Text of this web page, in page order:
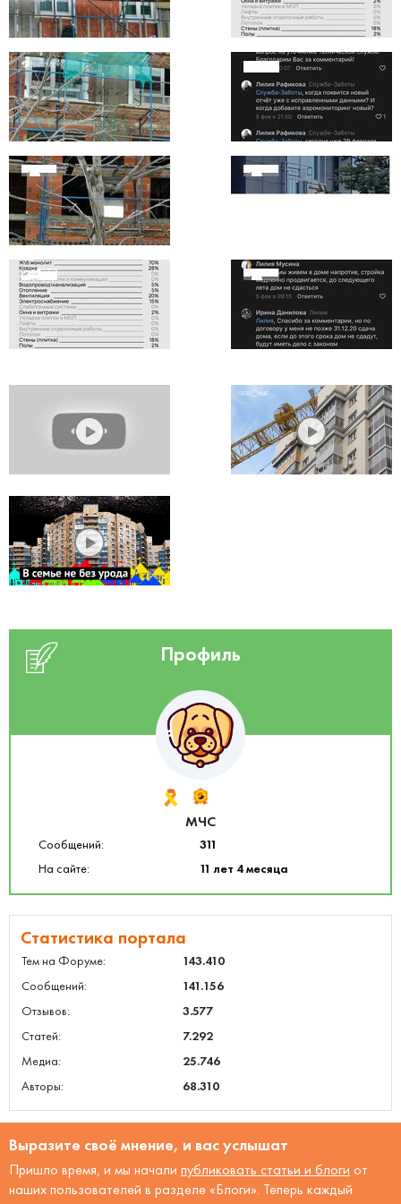
Профиль
МЧС
Сообщений:
311
На сайте:
11 лет 4 месяца
Статистика портала
Тем на Форуме:
143.410
Сообщений:
141.156
Отзывов:
3.577
Статей:
7.292
Медиа:
25.746
Авторы:
68.310
Выразите своё мнение, и вас услышат
Пришло время, и мы начали публиковать статьи и блоги от
наших пользователей в разделе «Блоги». Теперь каждый